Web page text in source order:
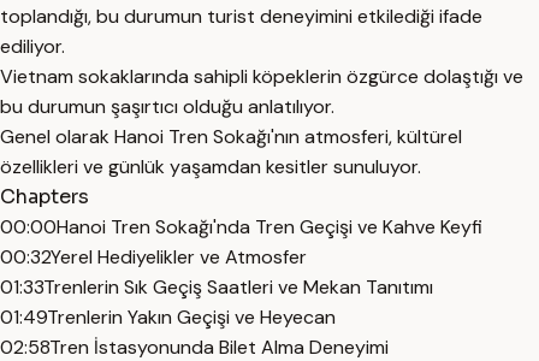
toplandığı, bu durumun turist deneyimini etkilediği ifade
ediliyor.
Vietnam sokaklarında sahipli köpeklerin özgürce dolaştığı ve
bu durumun şaşırtıcı olduğu anlatılıyor.
Genel olarak Hanoi Tren Sokağı'nın atmosferi, kültürel
özellikleri ve günlük yaşamdan kesitler sunuluyor.
Chapters
00:00Hanoi Tren Sokağı'nda Tren Geçişi ve Kahve Keyfi
00:32Yerel Hediyelikler ve Atmosfer
01:33Trenlerin Sık Geçiş Saatleri ve Mekan Tanıtımı
01:49Trenlerin Yakın Geçişi ve Heyecan
02:58Tren İstasyonunda Bilet Alma Deneyimi